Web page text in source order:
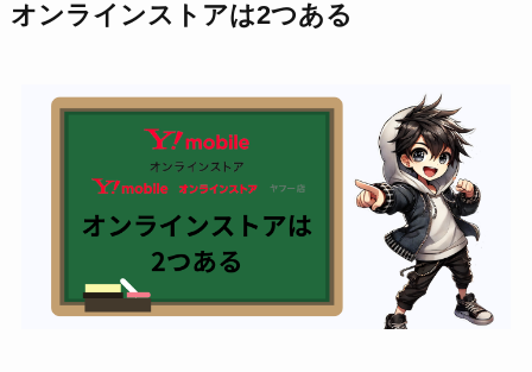
オンラインストアは2つある